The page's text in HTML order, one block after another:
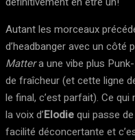
Autant les morceaux
d’headbanger avec un côté
Mattera une vibe plus
de fraîcheur (et cette ligne
le final, c’est parfait). Ce
la voix d’Elodiequi passe
facilité déconcertante et